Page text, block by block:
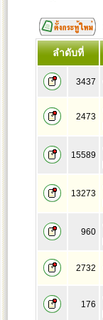
ลำดับที่
3437
2473
15589
13273
960
2732
176